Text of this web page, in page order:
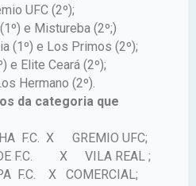
UFC (2º);
e Mistureba (2º;)
(1º) e Los Primos (2º);
e Elite Ceará (2º);
Hermano (2º).
da categoria que
F.C. X
GREMIO UFC;
F.C.
X
VILA REAL ;
F.C. X
COMERCIAL;